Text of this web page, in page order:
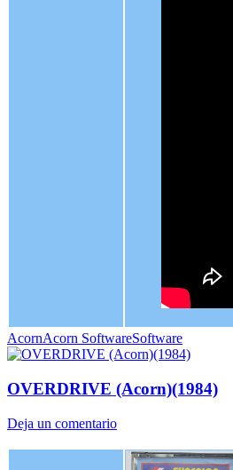
AcornAcorn SoftwareSoftware
OVERDRIVE (Acorn)(1984)
Deja un comentario